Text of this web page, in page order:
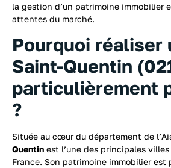
la gestion d’un patrimoine immobilier
attentes du marché.
Pourquoi réaliser
Saint-Quentin
particulièrement
?
Située au cœur du département de
Quentin est l’une des principales
France. Son patrimoine immobilier est